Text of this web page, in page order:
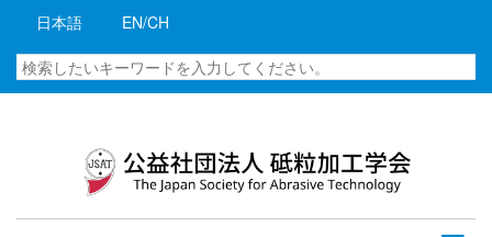
コ
に
日本語 EN/CH
検
索